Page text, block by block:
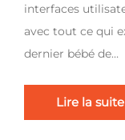
interfaces
avec tout ce qui
dernier bébé de…
Lire la suite